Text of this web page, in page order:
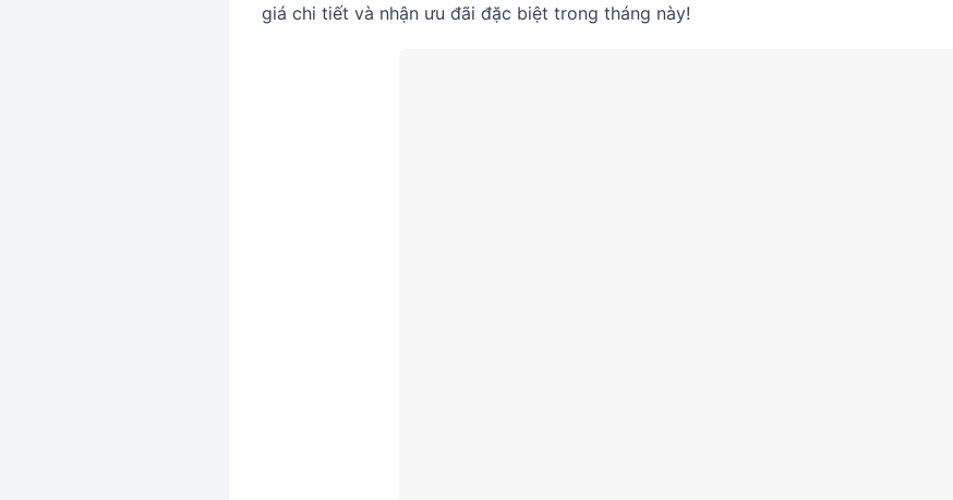
giá chi tiết và nhận ưu đãi đặc biệt trong tháng này!